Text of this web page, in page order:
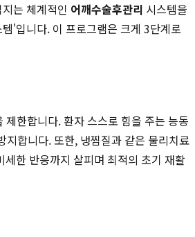
는 체계적인 어깨수술후관리 시스템을
'입니다. 이 프로그램은 크게 3단계로
한합니다. 환자 스스로 힘을 주는 능동
합니다. 또한, 냉찜질과 같은 물리치료
한 반응까지 살피며 최적의 초기 재활